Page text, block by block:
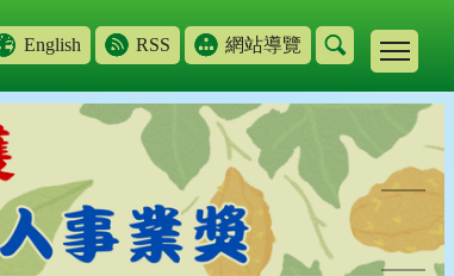
English RSS 網站導覽